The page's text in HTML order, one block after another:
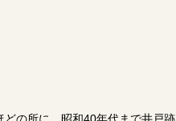
の所に、昭和40年代まで井戸跡